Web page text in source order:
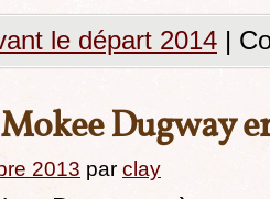
le départ 2014 |
Dugway
2013 par clay